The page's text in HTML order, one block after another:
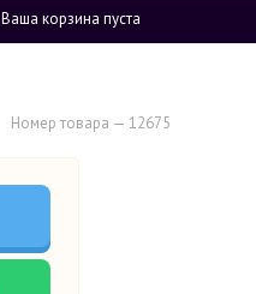
Ваша корзина пуста
Номер товара — 12675